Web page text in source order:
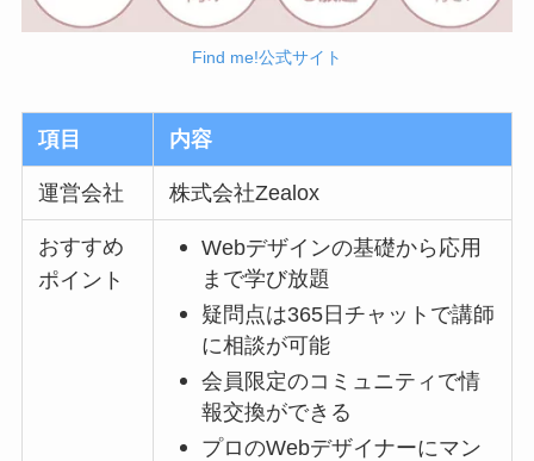
Find me!公式サイト
項目 内容
運営会社 株式会社Zealox
おすすめ
ポイント
Webデザインの基礎から応用
まで学び放題
疑問点は365日チャットで講師
に相談が可能
会員限定のコミュニティで情
報交換ができる
プロのWebデザイナーにマン